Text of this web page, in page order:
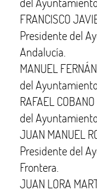
FRANCISCO
Presidente del
Andalucía.
MANUEL
del
RAFAEL
del
JUAN MANUEL
Presidente del
Frontera.
JUAN LORA